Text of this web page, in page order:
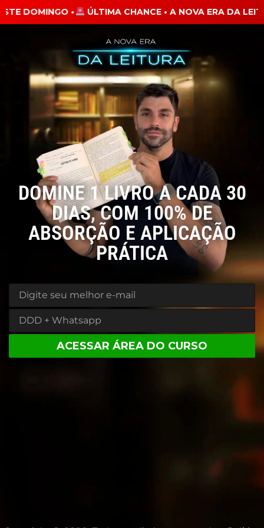
DOMINGO • ÚLTIMA CHANCE • A NOVA ERA DA
DOMINE 1 LIVRO A CADA 30
DIAS, COM 100% DE
ABSORÇÃO E APLICAÇÃO
PRÁTICA
ACESSAR ÁREA DO CURSO